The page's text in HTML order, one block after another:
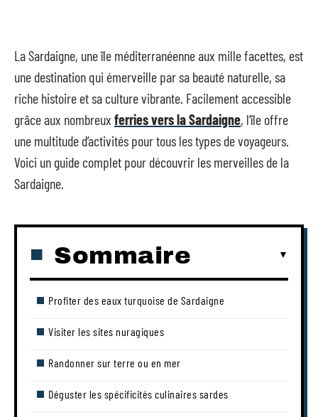
La Sardaigne, une île méditerranéenne aux mille facettes, est
une destination qui émerveille par sa beauté naturelle, sa
riche histoire et sa culture vibrante. Facilement accessible
grâce aux nombreux ferries vers la Sardaigne, l’île offre
une multitude d’activités pour tous les types de voyageurs.
Voici un guide complet pour découvrir les merveilles de la
Sardaigne.
Sommaire
Profiter des eaux turquoise de Sardaigne
Visiter les sites nuragiques
Randonner sur terre ou en mer
Déguster les spécificités culinaires sardes